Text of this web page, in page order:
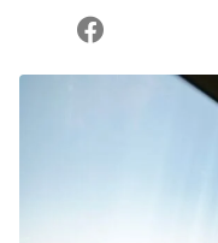
您當前剩餘 U